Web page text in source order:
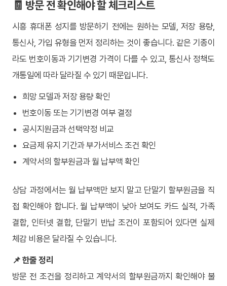
🧾 방문 전 확인해야 할 체크리스트
시흥 휴대폰 성지를 방문하기 전에는 원하는 모델, 저장 용량,
통신사, 가입 유형을 먼저 정리하는 것이 좋습니다. 같은 기종이
라도 번호이동과 기기변경 가격이 다를 수 있고, 통신사 정책도
개통일에 따라 달라질 수 있기 때문입니다.
희망 모델과 저장 용량 확인
번호이동 또는 기기변경 여부 결정
공시지원금과 선택약정 비교
요금제 유지 기간과 부가서비스 조건 확인
계약서의 할부원금과 월 납부액 확인
상담 과정에서는 월 납부액만 보지 말고 단말기 할부원금을 직
접 확인해야 합니다. 월 납부액이 낮아 보여도 카드 실적, 가족
결합, 인터넷 결합, 단말기 반납 조건이 포함되어 있다면 실제
체감 비용은 달라질 수 있습니다.
📌 한줄 정리
방문 전 조건을 정리하고 계약서의 할부원금까지 확인해야 불